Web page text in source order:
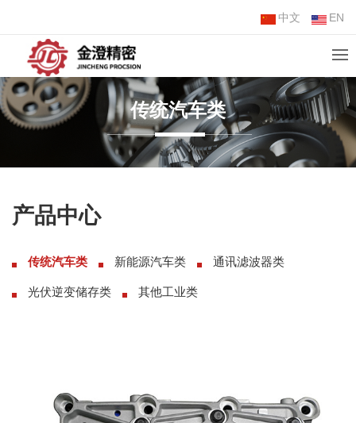
中文 EN
传统汽车类
产品中心
传统汽车类 新能源汽车类 通讯滤波器类
光伏逆变储存类 其他工业类